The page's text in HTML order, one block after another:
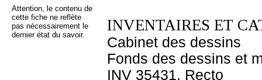
Attention, le contenu de
cette fiche ne reflète
pas nécessairement le
dernier état du savoir.
INVENTAIRES ET
Cabinet des dessins
Fonds des dessins et
INV 35431, Recto